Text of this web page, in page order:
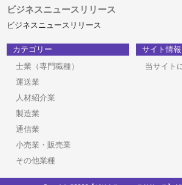
ビジネスニュースリリース
ビジネスニュースリリース
カテゴリー
士業（専門職種）
運送業
人材紹介業
製造業
通信業
小売業・販売業
その他業種
サイト情報
当サイト